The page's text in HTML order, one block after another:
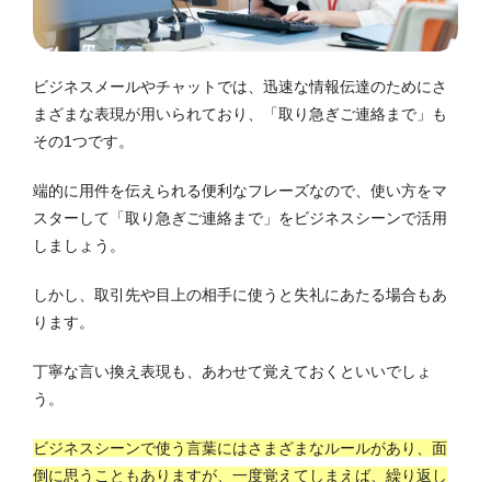
ビジネスメールやチャットでは、迅速な情報伝達のためにさ
まざまな表現が用いられており、「取り急ぎご連絡まで」も
その1つです。
端的に用件を伝えられる便利なフレーズなので、使い方をマ
スターして「取り急ぎご連絡まで」をビジネスシーンで活用
しましょう。
しかし、取引先や目上の相手に使うと失礼にあたる場合もあ
ります。
丁寧な言い換え表現も、あわせて覚えておくといいでしょ
う。
ビジネスシーンで使う言葉にはさまざまなルールがあり、面
倒に思うこともありますが、一度覚えてしまえば、繰り返し